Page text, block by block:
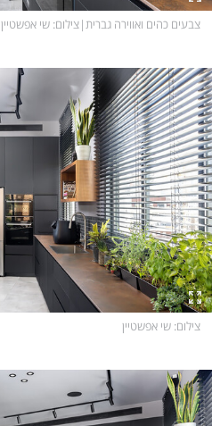
צבעים כהים ואווירה גברית |צילום: שי אפשטיין
צילום: שי אפשטיין